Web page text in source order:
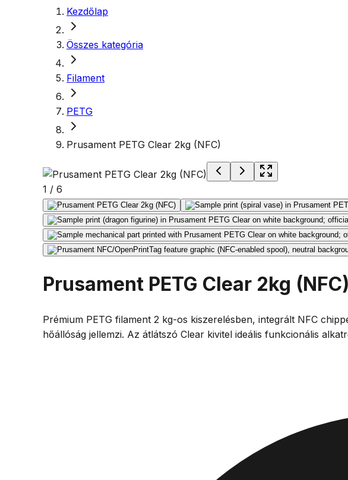
Kezdőlap
Összes kategória
Filament
PETG
Prusament PETG Clear 2kg (NFC)
1 / 6
Prusament PETG Clear 2kg (NFC)
Prémium PETG filament 2 kg-os kiszerelésben, integrált NFC
hőállóság jellemzi. Az átlátszó Clear kivitel ideális funkcionális